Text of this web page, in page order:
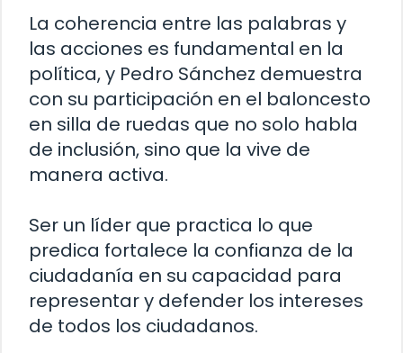
La coherencia entre las palabras y
las acciones es fundamental en la
política, y Pedro Sánchez demuestra
con su participación en el baloncesto
en silla de ruedas que no solo habla
de inclusión, sino que la vive de
manera activa.
Ser un líder que practica lo que
predica fortalece la confianza de la
ciudadanía en su capacidad para
representar y defender los intereses
de todos los ciudadanos.